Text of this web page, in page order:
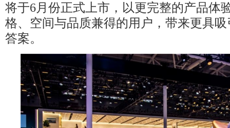
将于6月份正式上市，以更完整的产品体
格、空间与品质兼得的用户，带来更具
答案。